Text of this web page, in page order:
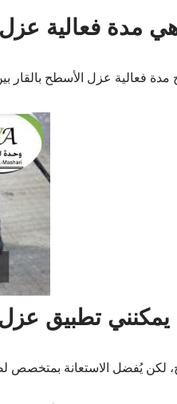
مدة فعالية
عزل الأسطح بالقار بين 5 إلى 10 سنوات حسب ظروف المناخ وجودة
تطبيق
لكن يُفضل الاستعانة بمتخصص